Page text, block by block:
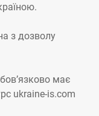
з дозволу
має
ukraine-is.com